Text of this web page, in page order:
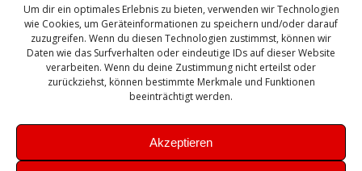
Um dir ein optimales Erlebnis zu bieten, verwenden wir Technologien
wie Cookies, um Geräteinformationen zu speichern und/oder darauf
zuzugreifen. Wenn du diesen Technologien zustimmst, können wir
Daten wie das Surfverhalten oder eindeutige IDs auf dieser Website
verarbeiten. Wenn du deine Zustimmung nicht erteilst oder
zurückziehst, können bestimmte Merkmale und Funktionen
beeinträchtigt werden.
Akzeptieren
Sanierung SBS Security Server Sicherheit
Sicherung SIEM Sophos SSL Ubuntu
Update Upgrade UTM VCenter VCSA Veeam
VMWare VPN WAZUH Windows
Zertifikat